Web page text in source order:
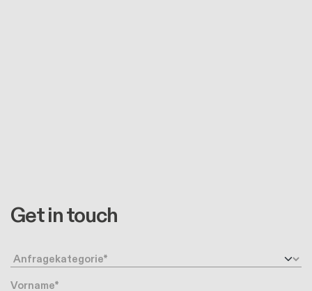
Get in touch
Anfragetyp
Vorname